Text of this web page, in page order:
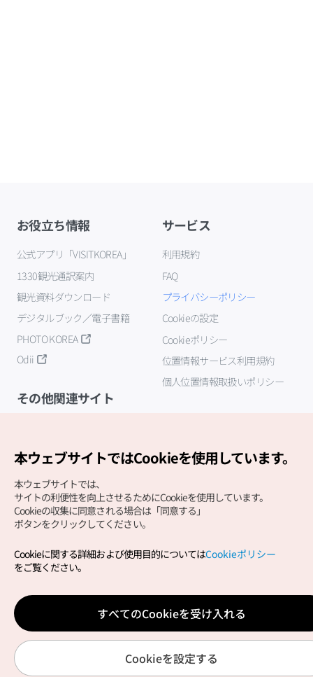
お役立ち情報
公式アプリ「VISITKOREA」
1330観光通訳案内
観光資料ダウンロード
デジタルブック／電子書籍
PHOTO KOREA
Odii
サービス
利用規約
FAQ
プライバシーポリシー
Cookieの設定
Cookieポリシー
位置情報サービス利用規約
個人位置情報取扱いポリシー
その他関連サイト
Copyright (c) Korea Tourism Organization All Rights
サイトエラー報告公式メール
japanese@knto.or.kr
本ウェブサイトではCookieを使用しています。
本ウェブサイトでは、
サイトの利便性を向上させるためにCookieを使用しています。
Cookieの収集に同意される場合は「同意する」
ボタンをクリックしてください。
Cookieに関する詳細および使用目的についてはCookieポリシー
をご覧ください。
すべてのCookieを受け入れる
Cookieを設定する